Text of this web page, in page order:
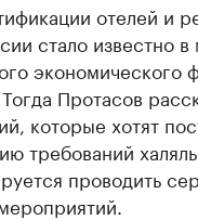
отелей и
стало известно
Протасов
которые хотят
требований
проводить